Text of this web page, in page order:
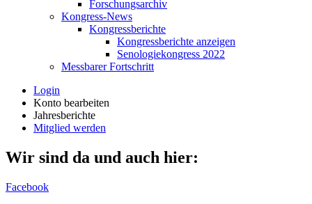
Forschungsarchiv
Kongress-News
Kongressberichte
Kongressberichte anzeigen
Senologiekongress 2022
Messbarer Fortschritt
Login
Konto bearbeiten
Jahresberichte
Mitglied werden
Wir sind da und auch hier:
Facebook